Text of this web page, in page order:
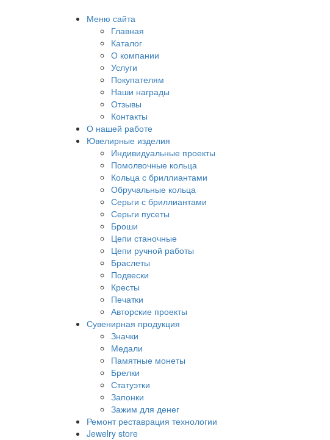
Меню сайта
Главная
Каталог
О компании
Услуги
Покупателям
Наши награды
Отзывы
Контакты
О нашей работе
Ювелирные изделия
Индивидуальные проекты
Помолвочные кольца
Кольца с бриллиантами
Обручальные кольца
Серьги с бриллиантами
Серьги пусеты
Броши
Цепи станочные
Цепи ручной работы
Браслеты
Подвески
Кресты
Печатки
Авторские проекты
Сувенирная продукция
Значки
Медали
Памятные монеты
Брелки
Статуэтки
Запонки
Зажим для денег
Ремонт реставрация технологии
Jewelry store